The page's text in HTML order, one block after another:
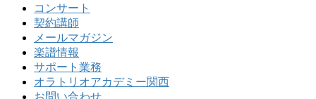
コンサート
契約講師
メールマガジン
楽譜情報
サポート業務
オラトリオアカデミー関西
お問い合わせ